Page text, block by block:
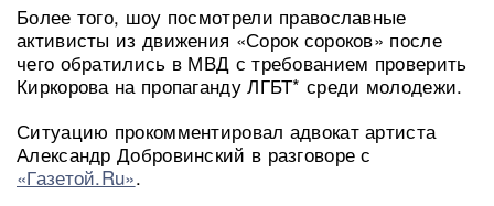
Более того, шоу посмотрели православные
активисты из движения «Сорок сороков» после
чего обратились в МВД с требованием проверить
Киркорова на пропаганду ЛГБТ* среди молодежи.
Ситуацию прокомментировал адвокат артиста
Александр Добровинский в разговоре с
«Газетой.Ru».